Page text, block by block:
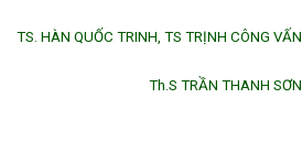
TS. HÀN QUỐC TRINH, TS TRỊNH CÔNG VẤN
Th.S TRẦN THANH SƠN